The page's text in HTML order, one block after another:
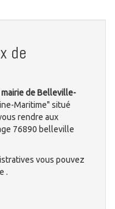
de
mairie de Belleville-
Maritime" situé
rendre aux
76890 belleville
vous pouvez
.